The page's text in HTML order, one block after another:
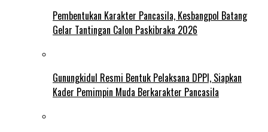
Pembentukan Karakter Pancasila, Kesbangpol Batang
Gelar Tantingan Calon Paskibraka 2026
Gunungkidul Resmi Bentuk Pelaksana DPPI, Siapkan
Kader Pemimpin Muda Berkarakter Pancasila